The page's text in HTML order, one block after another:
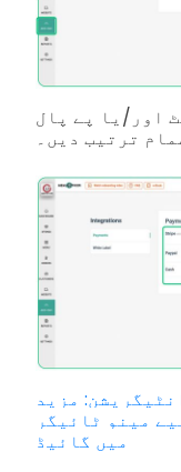
اور/یا پے پال
ترتیب دیں۔
مزید
مینو ٹائیگر
میں گائیڈ